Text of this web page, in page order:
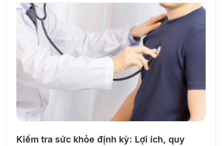
Kiểm tra sức khỏe định kỳ: Lợi ích, quy